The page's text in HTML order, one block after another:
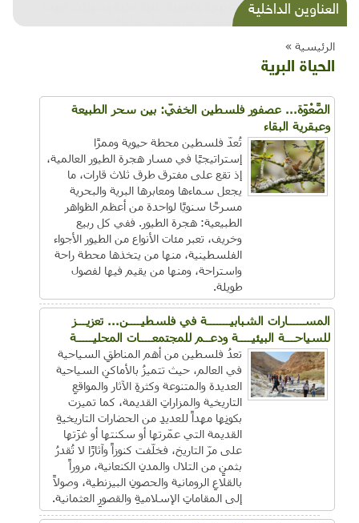
العناوين الداخليةشذرات بيئية وتنموية...بنية تحتية وحلويات قبيحة
وحاكورة ونوبل وزيتون و"سيباط"
الرئيسية »
الحياة البرية
الصَّعْوَة... عصفور فلسطين الخفيّ: بين سحر الطبيعة
وعبقرية البقاء
تُعدّ فلسطين محطة حيوية وممرًا
إستراتيجيًا في مسار هجرة الطيور العالمية،
إذ تقع على مفترق طرق ثلاث قارات، ما
يجعل سماءها ومعابرها البرية والبحرية
مسرحًا سنويًا لواحدة من أعظم الظواهر
الطبيعية: هجرة الطيور. ففي كل ربيع
وخريف، تعبر مئات الأنواع من الطيور الأجواء
الفلسطينية، منها من يتخذها محطة راحة
واستراحة، ومنها من يقيم فيها لفصول
طويلة.
المســـــارات الشبابيـــــــة في فلسطيــــن... تعزيـــز
للسياحـــة البيئيــــة ودعــم للمجتمعــــات المحليـــــة
تعدُ فلسطين من أهم المناطقِ السياحية
في العالم، حيث تتميزُ بالأماكنِ السياحية
العديدة والمتنوعة وكثرةِ الآثار والمواقعِ
التاريخية والمزاراتِ القديمة، كما تميزت
بكونِها مهداً للعديدِ من الحضارات التاريخيةِ
القديمة التي عمّرتها أو سكنتها أو غزَتها
على مرّ التاريخ، فخلّفت كنوزاً وآثارًا لا تُقدرُ
بثمنٍ من التلال والمدنِ الكنعانية، مروراً
بالقلاعِ الرومانية والحصونِ البيزنطية، وصولاً
إلى المقاماتِ الإسلاميةِ والقصورِ العثمانية.